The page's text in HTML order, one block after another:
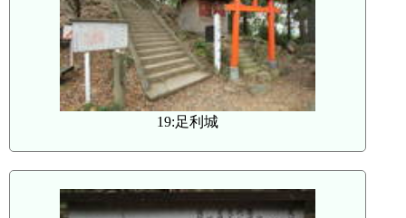
19:足利城